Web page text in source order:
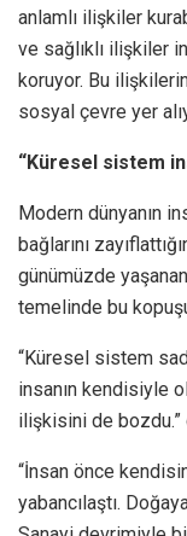
anlamlı ilişkiler
ve sağlıklı ilişkiler
koruyor. Bu
sosyal çevre yer
“Küresel sistem
Modern dünyanın
bağlarını
günümüzde
temelinde bu
“Küresel sistem
insanın kendisiyle
ilişkisini de bozdu.”
“İnsan önce
yabancılaştı.